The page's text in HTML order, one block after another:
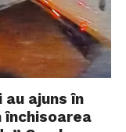
ajuns în
închisoarea